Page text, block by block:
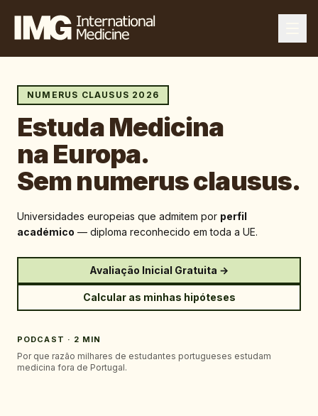
NUMERUS CLAUSUS 2026
Estuda Medicina
na Europa.
Sem numerus clausus.
Universidades europeias que admitem por perfil
académico — diploma reconhecido em toda a UE.
Avaliação Inicial Gratuita →
Calcular as minhas hipóteses
PODCAST · 2 MIN
Por que razão milhares de estudantes portugueses estudam
medicina fora de Portugal.